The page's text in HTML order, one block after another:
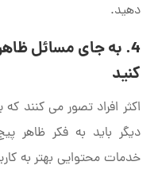
دهید.
4. به جای مسائل
کنید
اکثر افراد تصور می کنند
دیگر باید به فکر ظاهر
خدمات محتوایی بهتر به